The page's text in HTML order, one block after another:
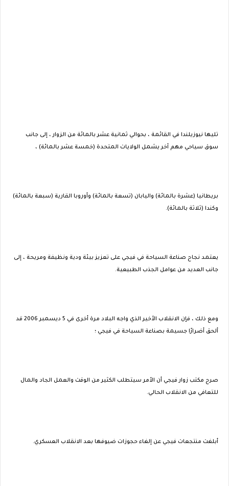
تليها نيوزيلندا في القائمة ، بحوالي ثمانية عشر بالمائة من الزوار ، إلى جانب
سوق سياحي مهم آخر يشمل الولايات المتحدة (خمسة عشر بالمائة) ،
بريطانيا (عشرة بالمائة) واليابان (تسعة بالمائة) وأوروبا القارية (سبعة بالمائة)
وكندا (ثلاثة بالمائة).
يعتمد نجاح صناعة السياحة في فيجي على تعزيز بيئة ودية ونظيفة ومريحة ، إلى
جانب العديد من عوامل الجذب الطبيعية.
ومع ذلك ، فإن الانقلاب الأخير الذي واجه البلاد مرة أخرى في 5 ديسمبر 2006 قد
ألحق أضرارًا جسيمة بصناعة السياحة في فيجي ؛
صرح مكتب زوار فيجي أن الأمر سيتطلب الكثير من الوقت والعمل الجاد والمال
للتعافي من الانقلاب الحالي.
أبلغت منتجعات فيجي عن إلغاء حجوزات ضيوفها بعد الانقلاب العسكري.